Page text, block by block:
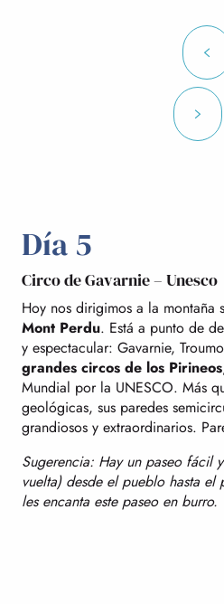
Día 5
Circo de Gavarnie – Unesco
Hoy nos dirigimos a la montaña
Mont Perdu. Está a punto de
y espectacular: Gavarnie,
grandes circos de los Pirineos
Mundial por la UNESCO. Más
geológicas, sus paredes
grandiosos y extraordinarios.
Sugerencia: Hay un paseo fácil
vuelta) desde el pueblo hasta
les encanta este paseo en burro.